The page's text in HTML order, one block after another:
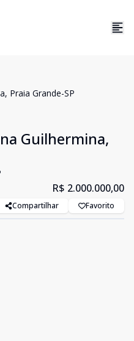
Praia Grande-SP
Guilhermina,
R$ 2.000.000,00
Compartilhar Favorito